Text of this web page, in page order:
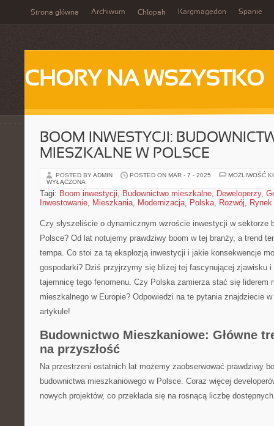
Strona główna Archiwum Chłopak Kargmagedon Spanie
CHORY NA WSZYSTKO
BOOM INWESTYCJI:
MIESZKALNE W POLSCE
POSTED BY ADMIN POSTED ON MAR - 7 - 2025
MOŻLIWOŚĆ
WYŁĄCZONA
Tagi: Boom inwestycji, Budownictwo mieszkalne, Deweloperzy,
Inwestowanie, Mieszkania, Modernizacja, Polska, Rozwój,
Czy ‌słyszeliście o dynamicznym wzroście inwestycji w sektorze
‌Polsce?⁤ Od lat notujemy prawdziwy boom⁤ w tej branży, ‌a trend
tempa. Co stoi⁤ za tą eksplozją ⁣inwestycji⁤ i jakie konsekwencje⁢
gospodarki? Dziś przyjrzymy się⁤ bliżej tej ⁢fascynującej zjawisku i⁢
tajemnicę tego fenomenu.⁢ Czy Polska zamierza stać się liderem
mieszkalnego w Europie? Odpowiedzi na te pytania znajdziecie
artykule!
Budownictwo Mieszkaniowe: ⁤Główne
⁤na przyszłość
Na przestrzeni ostatnich lat ⁣możemy zaobserwować prawdziwy
budownictwa mieszkaniowego w‍ Polsce. Coraz więcej
nowych projektów, co przekłada się na rosnącą ​liczbę⁣